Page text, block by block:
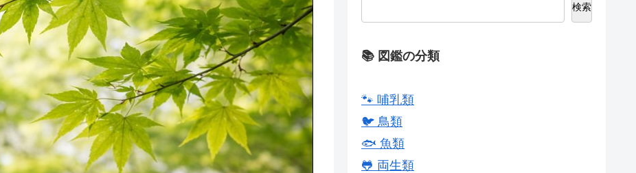
検索
📚 図鑑の分類
🐾 哺乳類
🐦 鳥類
🐟 魚類
🐸 両生類